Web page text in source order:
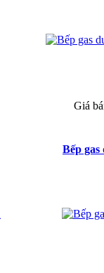
Giá
Bếp